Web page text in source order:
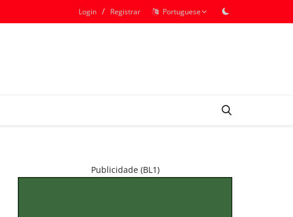
Login / Registrar Portuguese
Publicidade (BL1)